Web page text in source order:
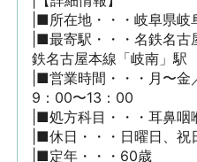
|■所在地・・・岐阜県岐
|■最寄駅・・・名鉄名古
鉄名古屋本線「岐南」駅
|■営業時間・・・月〜
9：00〜13：00
|■処方科目・・・耳鼻咽
|■休日・・・日曜日、祝
|■定年・・・60歳